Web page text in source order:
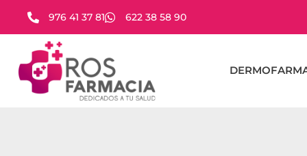
976 41 37 81 622 38 58 90